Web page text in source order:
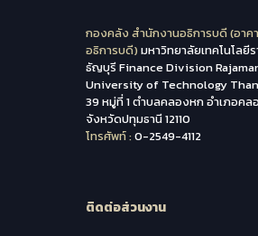
กองคลัง สำนักงานอธิการบดี (อาค
อธิการบดี) มหาวิทยาลัยเทคโนโลยี
ธัญบุรี Finance Division
University of Technology
39 หมู่ที่ 1 ตำบลคลองหก อำเภอคล
จังหวัดปทุมธานี 12110
โทรศัพท์ : 0-2549-4112
ติดต่อส่วนงาน